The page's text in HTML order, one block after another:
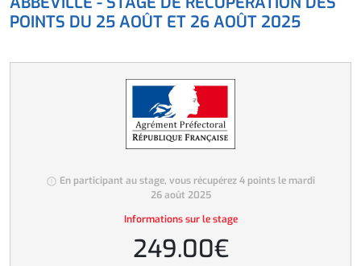
POINTS DU 25 AOÛT ET 26 AOÛT 2025
En participant au stage, vous récupérez 4 points le mardi
26 août 2025
Informations sur le stage
249.00€